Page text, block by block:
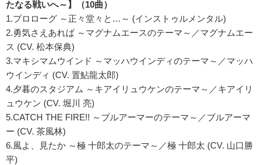
たなる戦いへ～】（10曲）
1.プロローグ ～正々堂々と…～ (インストゥルメンタル)
2.勇気さえあれば ～マグナムエースのテーマ～／マグナムエー
ス (CV. 松本保典)
3.マキシマムウインド ～マッハウインディのテーマ～／マッハ
ウインディ (CV. 置鮎龍太郎)
4.夕暮のスタジアム ～キアイリュウケンのテーマ～／キアイリ
ュウケン (CV. 堀川 亮)
5.CATCH THE FIRE!! ～ブルアーマーのテーマ～／ブルアーマ
ー (CV. 茶風林)
6.風よ、見たか ～極 十郎太のテーマ～／極 十郎太 (CV. 山口勝
平)